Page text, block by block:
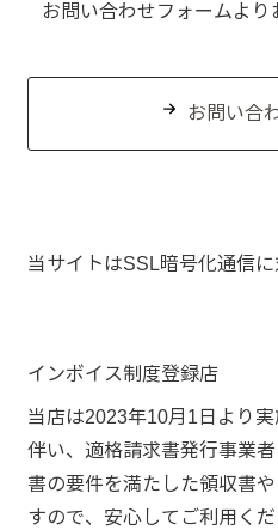
お問い合わせフォームより
お問い合
当サイトはSSL暗号化通信
インボイス制度登録店
当店は2023年10月1日より
伴い、適格請求書発行事業
書の要件を満たした領収書
すので、安心してご利用くだ